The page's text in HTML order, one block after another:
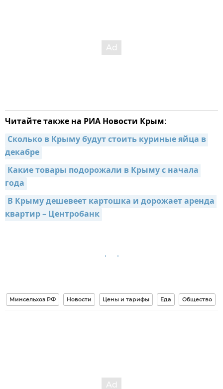
Читайте также на РИА Новости Крым:
Сколько в Крыму будут стоить куриные яйца в
декабре
Какие товары подорожали в Крыму с начала
года
В Крыму дешевеет картошка и дорожает аренда
квартир – Центробанк
Минсельхоз РФ Новости Цены и тарифы Еда Общество